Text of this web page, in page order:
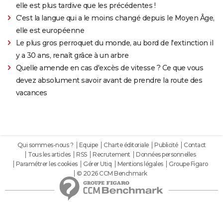
elle est plus tardive que les précédentes !
C'est la langue qui a le moins changé depuis le Moyen Âge,
elle est européenne
Le plus gros perroquet du monde, au bord de l'extinction il
y a 30 ans, renaît grâce à un arbre
Quelle amende en cas d'excès de vitesse ? Ce que vous
devez absolument savoir avant de prendre la route des
vacances
Qui sommes-nous ? Equipe Charte éditoriale Publicité
Contact
Tous les articles
RSS Recrutement
Données personnelles
Paramétrer les cookies
Gérer Utiq Mentions légales
Groupe Figaro
© 2026 CCM Benchmark